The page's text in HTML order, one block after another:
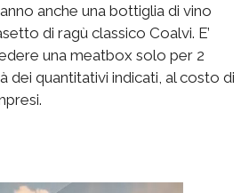
anche una bottiglia di vino
di ragù classico Coalvi. E’
una meatbox solo per 2
dei quantitativi indicati, al costo di